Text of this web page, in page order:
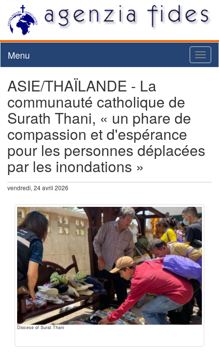
Menu
ASIE/THAÏLANDE - La
communauté catholique de
Surath Thani, « un phare de
compassion et d'espérance
pour les personnes déplacées
par les inondations »
vendredi, 24 avril 2026
Diocese of Surat Thani